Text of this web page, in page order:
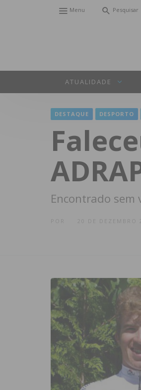
Menu Pesquisar
ATUALIDADE
DESTAQUE DESPORTO
Encontrado sem